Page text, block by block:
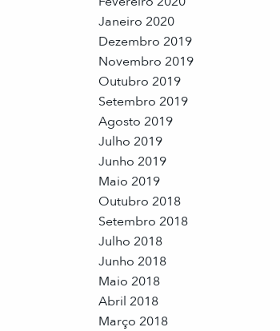
Janeiro 2020
Dezembro 2019
Novembro 2019
Outubro 2019
Setembro 2019
Agosto 2019
Julho 2019
Junho 2019
Maio 2019
Outubro 2018
Setembro 2018
Julho 2018
Junho 2018
Maio 2018
Abril 2018
Março 2018